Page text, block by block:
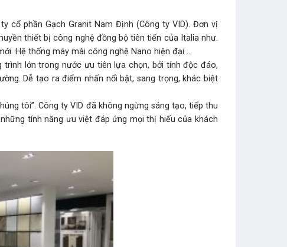
cổ phần Gạch Granit Nam Định (Công ty VID). Đơn vị
thiết bị công nghệ đồng bộ tiên tiến của Italia như.
Hệ thống máy mài công nghệ Nano hiện đại …
lớn trong nước ưu tiên lựa chọn, bởi tính độc đáo,
Dễ tạo ra điểm nhấn nổi bật, sang trọng, khác biệt
tôi”. Công ty VID đã không ngừng sáng tạo, tiếp thu
tính năng ưu việt đáp ứng mọi thị hiếu của khách